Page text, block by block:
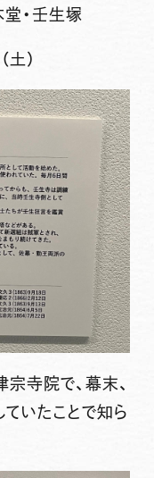
・壬生塚
土）
寺院で、幕末、
いたことで知ら